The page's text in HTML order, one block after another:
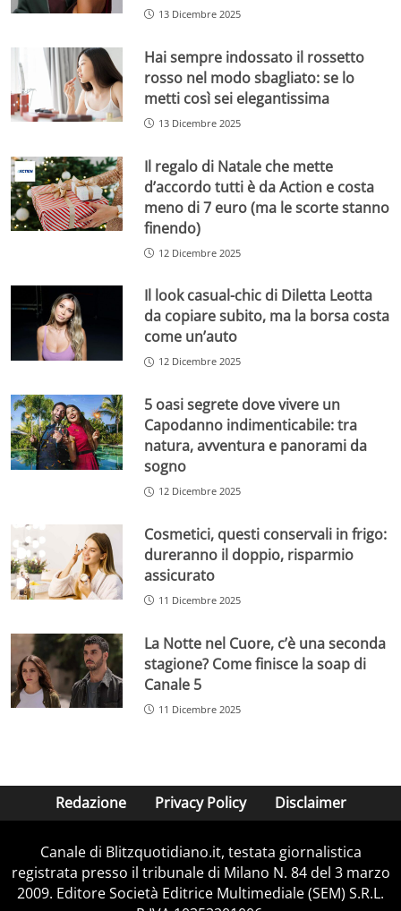
13 Dicembre 2025
Hai sempre indossato il rossetto
rosso nel modo sbagliato: se lo
metti così sei elegantissima
13 Dicembre 2025
Il regalo di Natale che mette
d’accordo tutti è da Action e costa
meno di 7 euro (ma le scorte stanno
finendo)
12 Dicembre 2025
Il look casual-chic di Diletta Leotta
da copiare subito, ma la borsa costa
come un’auto
12 Dicembre 2025
5 oasi segrete dove vivere un
Capodanno indimenticabile: tra
natura, avventura e panorami da
sogno
12 Dicembre 2025
Cosmetici, questi conservali in frigo:
dureranno il doppio, risparmio
assicurato
11 Dicembre 2025
La Notte nel Cuore, c’è una seconda
stagione? Come finisce la soap di
Canale 5
11 Dicembre 2025
Redazione Privacy Policy Disclaimer
Canale di Blitzquotidiano.it, testata giornalistica
registrata presso il tribunale di Milano N. 84 del 3 marzo
2009. Editore Società Editrice Multimediale (SEM) S.R.L.